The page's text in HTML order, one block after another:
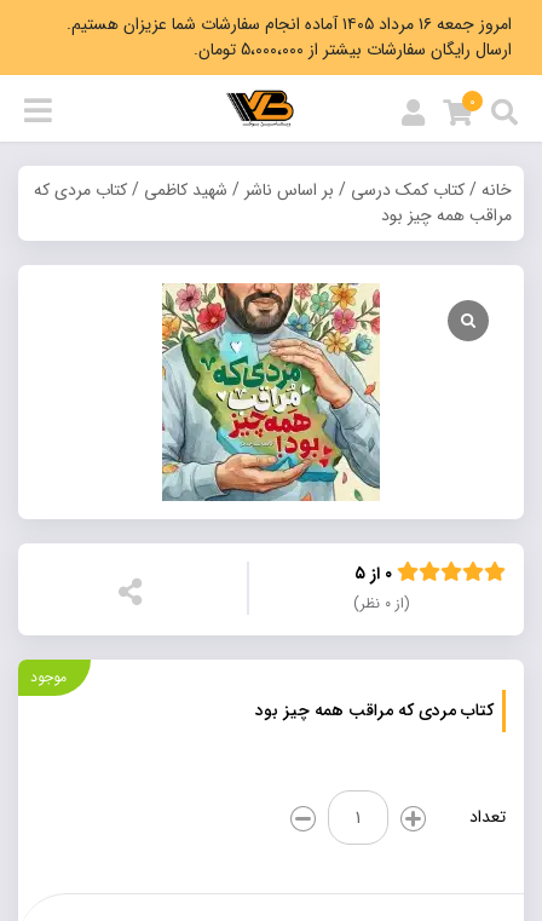
امروز جمعه ۱۶ مرداد ۱۴۰۵ آماده انجام سفارشات شما عزیزان هستیم.
ارسال رایگان سفارشات بیشتر از 5،000،000 تومان.
0
خانه/کتاب کمک درسی / بر اساس ناشر / شهید کاظمی / کتاب مردی که
مراقب همه چیز بود
(از ۰ نظر)
کتاب مردی که مراقب همه چیز بود
موجود
تعداد
کتاب
مردی
که
همه